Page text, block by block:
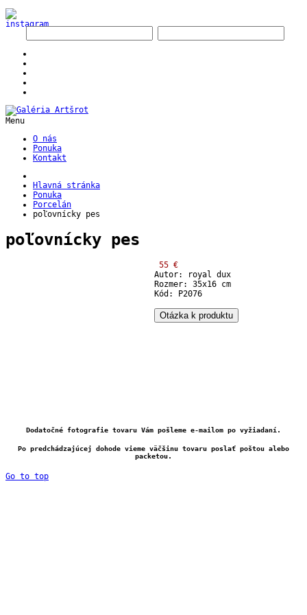
Menu
O nás
Ponuka
Kontakt
Hlavná stránka
Ponuka
Porcelán
poľovnícky pes
poľovnícky pes
55 €
Autor: royal dux
Rozmer: 35x16 cm
Kód: P2076
Otázka k produktu
Dodatočné fotografie tovaru Vám pošleme e-mailom po vyžiadaní.
Po predchádzajúcej dohode vieme väčšinu tovaru poslať poštou alebo
packetou.
Go to top